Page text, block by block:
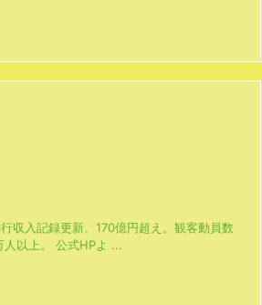
収入記録更新、170億円超え。観客動員数
人以上。 公式HPよ ...